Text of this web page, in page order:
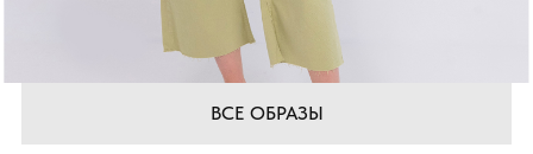
ВСЕ ОБРАЗЫ